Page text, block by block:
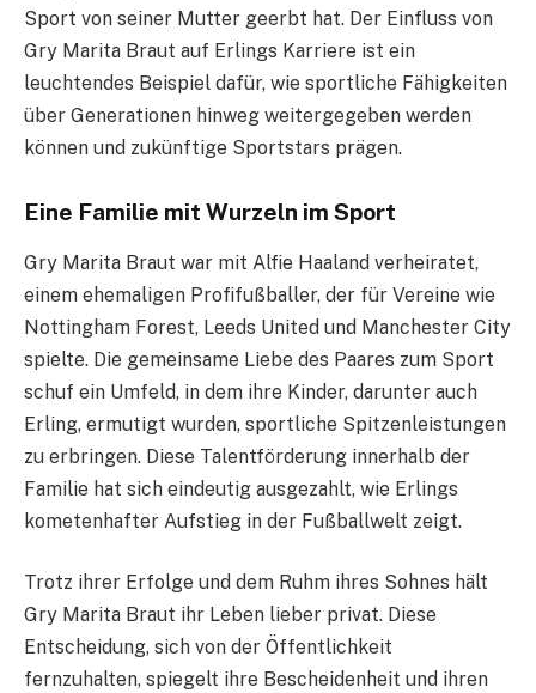
Sport von seiner Mutter geerbt hat. Der Einfluss von
Gry Marita Braut auf Erlings Karriere ist ein
leuchtendes Beispiel dafür, wie sportliche Fähigkeiten
über Generationen hinweg weitergegeben werden
können und zukünftige Sportstars prägen.
Eine Familie mit Wurzeln im Sport
Gry Marita Braut war mit Alfie Haaland verheiratet,
einem ehemaligen Profifußballer, der für Vereine wie
Nottingham Forest, Leeds United und Manchester City
spielte. Die gemeinsame Liebe des Paares zum Sport
schuf ein Umfeld, in dem ihre Kinder, darunter auch
Erling, ermutigt wurden, sportliche Spitzenleistungen
zu erbringen. Diese Talentförderung innerhalb der
Familie hat sich eindeutig ausgezahlt, wie Erlings
kometenhafter Aufstieg in der Fußballwelt zeigt.
Trotz ihrer Erfolge und dem Ruhm ihres Sohnes hält
Gry Marita Braut ihr Leben lieber privat. Diese
Entscheidung, sich von der Öffentlichkeit
fernzuhalten, spiegelt ihre Bescheidenheit und ihren